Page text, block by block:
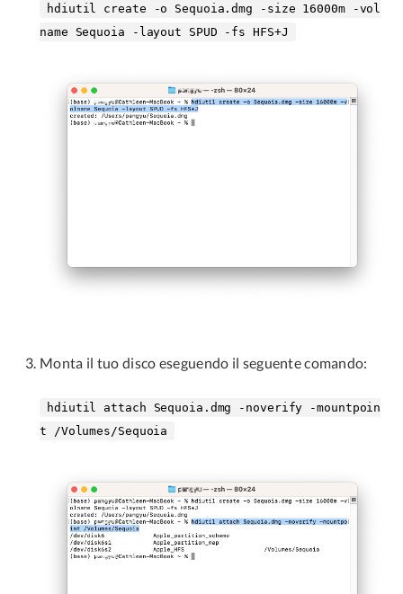
hdiutil create -o Sequoia.dmg -size 16000m -vol
name Sequoia -layout SPUD -fs HFS+J
Monta il tuo disco eseguendo il seguente comando:
hdiutil attach Sequoia.dmg -noverify -mountpoin
t /Volumes/Sequoia